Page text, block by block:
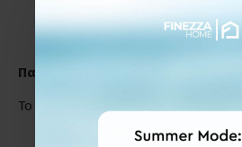
Παράδειγμα Μέτρησης
Το Ρόλερ μπορεί να τοποθετηθεί :
Εξωτερικά,πάνω από το